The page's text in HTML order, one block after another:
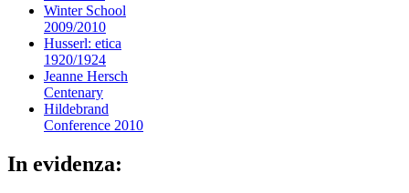
Winter School
2009/2010
Husserl: etica
1920/1924
Jeanne Hersch
Centenary
Hildebrand
Conference 2010
In evidenza: